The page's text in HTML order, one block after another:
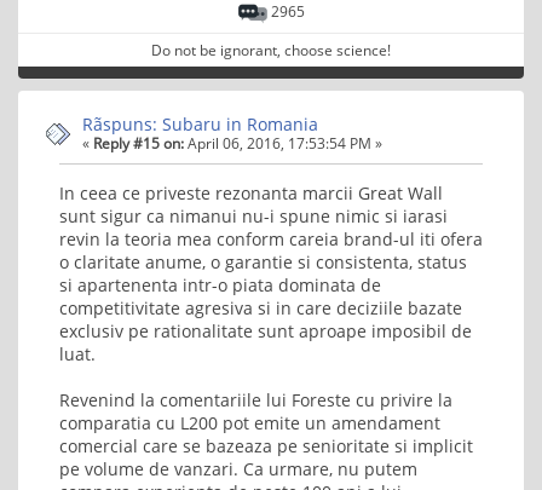
2965
Do not be ignorant, choose science!
Rãspuns: Subaru in Romania
« Reply #15 on:April 06, 2016, 17:53:54 PM »
In ceea ce priveste rezonanta marcii Great Wall
sunt sigur ca nimanui nu-i spune nimic si iarasi
revin la teoria mea conform careia brand-ul iti ofera
o claritate anume, o garantie si consistenta, status
si apartenenta intr-o piata dominata de
competitivitate agresiva si in care deciziile bazate
exclusiv pe rationalitate sunt aproape imposibil de
luat.
Revenind la comentariile lui Foreste cu privire la
comparatia cu L200 pot emite un amendament
comercial care se bazeaza pe senioritate si implicit
pe volume de vanzari. Ca urmare, nu putem